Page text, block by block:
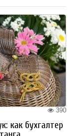
390
как бухгалтер